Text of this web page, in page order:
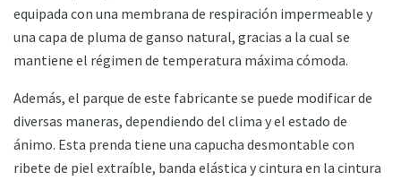
equipada con una membrana de respiración impermeable y
una capa de pluma de ganso natural, gracias a la cual se
mantiene el régimen de temperatura máxima cómoda.
Además, el parque de este fabricante se puede modificar de
diversas maneras, dependiendo del clima y el estado de
ánimo. Esta prenda tiene una capucha desmontable con
ribete de piel extraíble, banda elástica y cintura en la cintura